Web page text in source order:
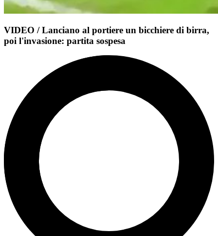
VIDEO / Lanciano al portiere un bicchiere di birra,
poi l'invasione: partita sospesa